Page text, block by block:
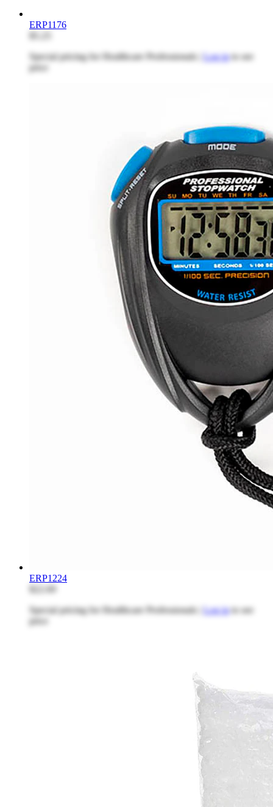
ERP1176
Special pricing for Healthcare Professionals | Log into see
price
ERP1224
$22.69
Special pricing for Healthcare Professionals | Log into see
price